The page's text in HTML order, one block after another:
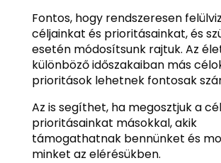
Fontos, hogy rendszeresen
céljainkat és prioritásainkat, és
esetén módosítsunk rajtuk. Az
különböző időszakaiban más
prioritások lehetnek fontosak
Az is segíthet, ha megosztjuk a
prioritásainkat másokkal, akik
támogathatnak bennünket és
minket az elérésükben.